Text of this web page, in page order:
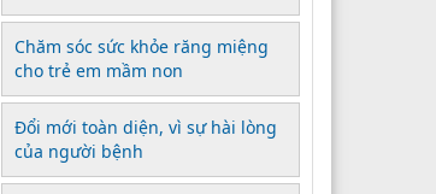
Chăm sóc sức khỏe răng miệng
cho trẻ em mầm non
Đổi mới toàn diện, vì sự hài lòng
của người bệnh